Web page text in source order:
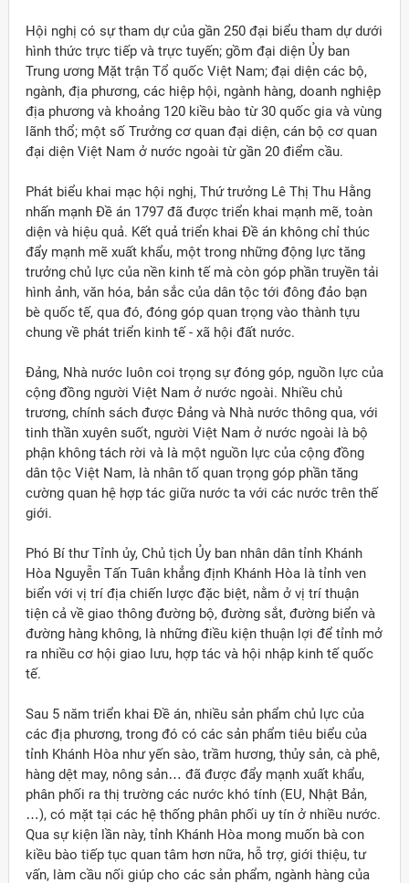
Hội nghị có sự tham dự của gần 250 đại biểu tham dự dưới
hình thức trực tiếp và trực tuyến; gồm đại diện Ủy ban
Trung ương Mặt trận Tổ quốc Việt Nam; đại diện các bộ,
ngành, địa phương, các hiệp hội, ngành hàng, doanh nghiệp
địa phương và khoảng 120 kiều bào từ 30 quốc gia và vùng
lãnh thổ; một số Trưởng cơ quan đại diện, cán bộ cơ quan
đại diện Việt Nam ở nước ngoài từ gần 20 điểm cầu.
Phát biểu khai mạc hội nghị, Thứ trưởng Lê Thị Thu Hằng
nhấn mạnh Đề án 1797 đã được triển khai mạnh mẽ, toàn
diện và hiệu quả. Kết quả triển khai Đề án không chỉ thúc
đẩy mạnh mẽ xuất khẩu, một trong những động lực tăng
trưởng chủ lực của nền kinh tế mà còn góp phần truyền tải
hình ảnh, văn hóa, bản sắc của dân tộc tới đông đảo bạn
bè quốc tế, qua đó, đóng góp quan trọng vào thành tựu
chung về phát triển kinh tế - xã hội đất nước.
Đảng, Nhà nước luôn coi trọng sự đóng góp, nguồn lực của
cộng đồng người Việt Nam ở nước ngoài. Nhiều chủ
trương, chính sách được Đảng và Nhà nước thông qua, với
tinh thần xuyên suốt, người Việt Nam ở nước ngoài là bộ
phận không tách rời và là một nguồn lực của cộng đồng
dân tộc Việt Nam, là nhân tố quan trọng góp phần tăng
cường quan hệ hợp tác giữa nước ta với các nước trên thế
giới.
Phó Bí thư Tỉnh ủy, Chủ tịch Ủy ban nhân dân tỉnh Khánh
Hòa Nguyễn Tấn Tuân khẳng định Khánh Hòa là tỉnh ven
biển với vị trí địa chiến lược đặc biệt, nằm ở vị trí thuận
tiện cả về giao thông đường bộ, đường sắt, đường biển và
đường hàng không, là những điều kiện thuận lợi để tỉnh mở
ra nhiều cơ hội giao lưu, hợp tác và hội nhập kinh tế quốc
tế.
Sau 5 năm triển khai Đề án, nhiều sản phẩm chủ lực của
các địa phương, trong đó có các sản phẩm tiêu biểu của
tỉnh Khánh Hòa như yến sào, trầm hương, thủy sản, cà phê,
hàng dệt may, nông sản… đã được đẩy mạnh xuất khẩu,
phân phối ra thị trường các nước khó tính (EU, Nhật Bản,
…), có mặt tại các hệ thống phân phối uy tín ở nhiều nước.
Qua sự kiện lần này, tỉnh Khánh Hòa mong muốn bà con
kiều bào tiếp tục quan tâm hơn nữa, hỗ trợ, giới thiệu, tư
vấn, làm cầu nối giúp cho các sản phẩm, ngành hàng của